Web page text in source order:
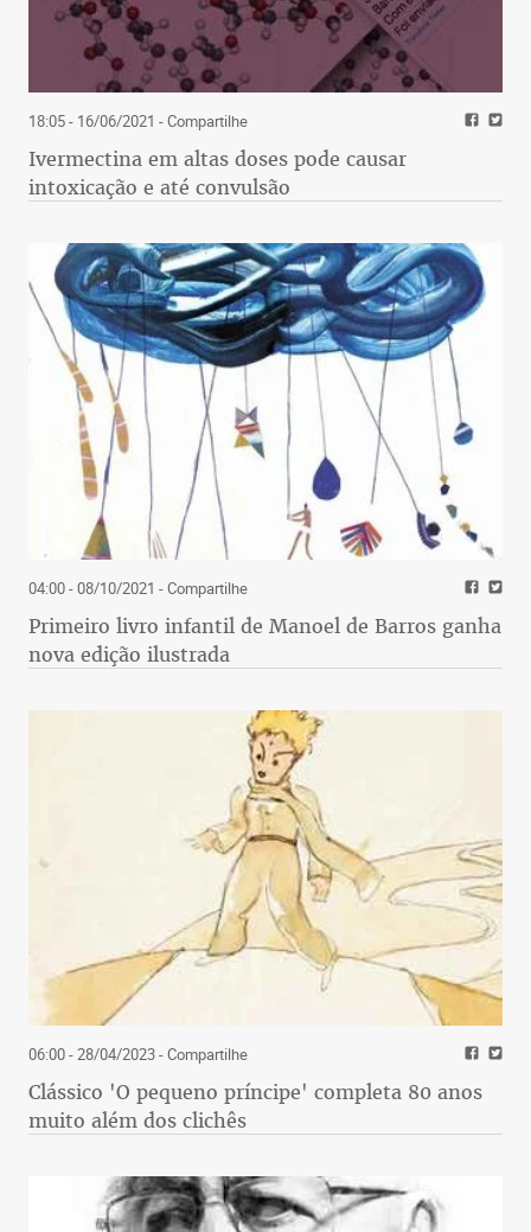
18:05 - 16/06/2021 - Compartilhe
Ivermectina em altas doses pode causar
intoxicação e até convulsão
04:00 - 08/10/2021 - Compartilhe
Primeiro livro infantil de Manoel de Barros ganha
nova edição ilustrada
06:00 - 28/04/2023- Compartilhe
Clássico 'O pequeno príncipe' completa 80 anos
muito além dos clichês